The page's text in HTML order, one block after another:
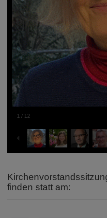
1 / 12
finden statt am: